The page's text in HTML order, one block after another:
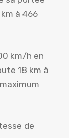
à 466
km/h en
18 km à
de